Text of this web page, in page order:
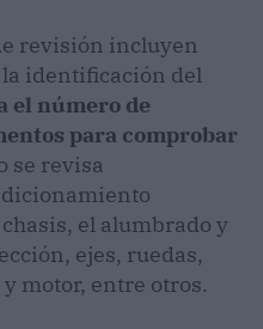
revisión incluyen
identificación del
el número de
para comprobar
se revisa
el alumbrado y
ejes, ruedas,
motor, entre otros.